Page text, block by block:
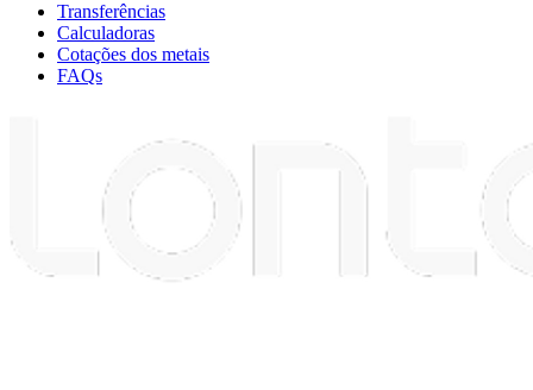
Transferências
Calculadoras
Cotações dos metais
FAQs